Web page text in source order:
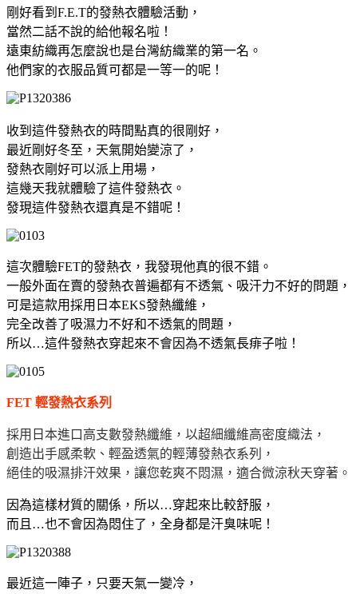
剛好看到F.E.T的發熱衣體驗活動，
當然二話不說的給他報名啦！
遠東紡織再怎麼說也是台灣紡織業的第一名。
他們家的衣服品質可都是一等一的呢！
收到這件發熱衣的時間點真的很剛好，
最近剛好冬至，天氣開始變涼了，
發熱衣剛好可以派上用場，
這幾天我就體驗了這件發熱衣。
發現這件發熱衣還真是不錯呢！
這次體驗FET的發熱衣，我發現他真的很不錯。
一般外面在賣的發熱衣普遍都有不透氣、吸汗力不好的問題，
可是這款用採用日本EKS發熱纖維，
完全改善了吸濕力不好和不透氣的問題，
所以…這件發熱衣穿起來不會因為不透氣長痱子啦！
FET 輕發熱衣系列
採用日本進口高支數發熱纖維，以超細纖維高密度織法，
創造出手感柔軟、輕盈透氣的輕薄發熱衣系列，
絕佳的吸濕排汗效果，讓您乾爽不悶濕，適合微涼秋天穿著。
因為這樣材質的關係，所以…穿起來比較舒服，
而且…也不會因為悶住了，全身都是汗臭味呢！
最近這一陣子，只要天氣一變冷，